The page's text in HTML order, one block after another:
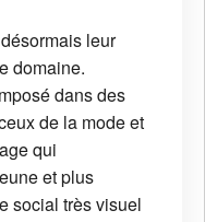
leur
domaine.
dans des
de la mode et
qui
et plus
social très visuel